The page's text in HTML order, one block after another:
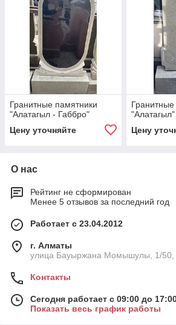
Гранитные памятники
"Алатагыл - Габбро"
Цену уточняйте
"Алатагыл"
Цену
О нас
Рейтинг не сформирован
Менее 5 отзывов за последний год
Работает с 23.04.2012
г. Алматы
улица Бауыржана Момышулы, 1/50,
Контакты
Сегодня работает с 09:00 до
Показать весь график работы